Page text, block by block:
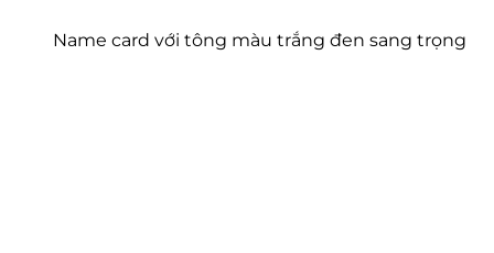
Name card với tông màu trắng đen sang trọng